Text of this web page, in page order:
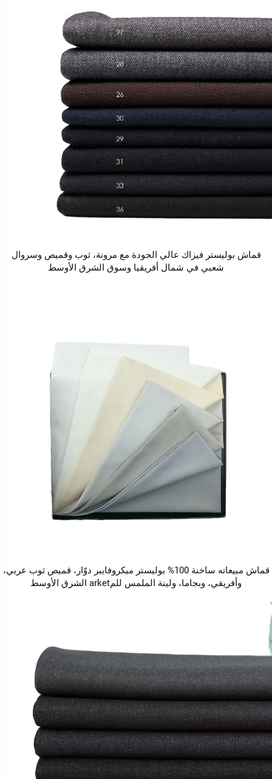
قماش بوليستر فيزاك عالي الجودة مع مرونة، ثوب وقميص وسروال
شعبي في شمال أفريقيا وسوق الشرق الأوسط
قماش مبيعاته ساخنة 100% بوليستر ميكروفايبر دوّار، قميص ثوب عربي،
وأفريقي، وبجاما، ولينة الملمس للمarket الشرق الأوسط